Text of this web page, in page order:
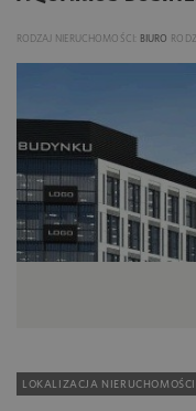
RODZAJ NIERUCHOMOŚCI: BIURO
LOKALIZACJA NIERUCHOMOŚCI